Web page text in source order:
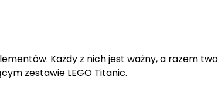
Każdy z nich jest ważny, a razem
zestawie LEGO Titanic.